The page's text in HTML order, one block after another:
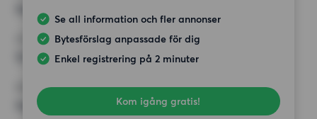
Se all information och fler annonser
Bytesförslag anpassade för dig
Enkel registrering på 2 minuter
Kom igång gratis!
HÖGSTA HYRA
12 500 kr
Inga speciella krav